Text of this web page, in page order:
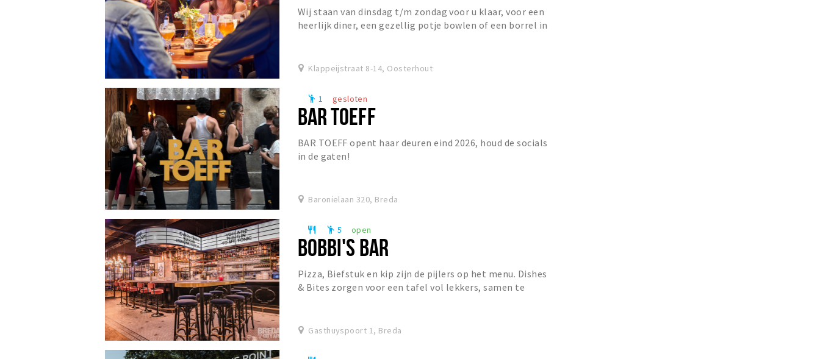
Wij staan van dinsdag t/m zondag voor u klaar, voor een
heerlijk diner, een gezellig potje bowlen of een borrel in
Klappeijstraat 8-14, Oosterhout
emoji_people 1 gesloten
BAR TOEFF
BAR TOEFF opent haar deuren eind 2026, houd de socials
in de gaten!
Baronielaan 320, Breda
restaurant emoji_people 5 open
BOBBI'S BAR
Pizza, Biefstuk en kip zijn de pijlers op het menu. Dishes
& Bites zorgen voor een tafel vol lekkers, samen te
Gasthuyspoort 1, Breda